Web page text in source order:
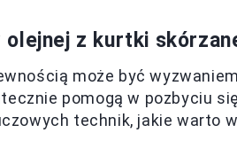
z kurtki
może być
pomogą w pozbyciu
technik, jakie warto